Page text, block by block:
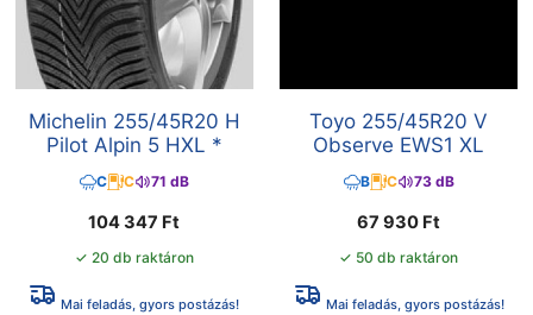
Michelin 255/45R20 H
Pilot Alpin 5 HXL *
C C 71 dB
104 347 Ft
✓ 20 db raktáron
Mai feladás, gyors postázás!
Toyo 255/45R20 V
Observe EWS1 XL
B C 73 dB
67 930 Ft
✓ 50 db raktáron
Mai feladás, gyors postázás!